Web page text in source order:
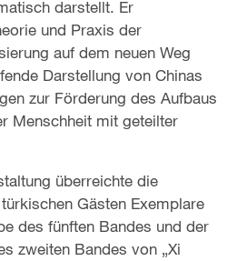
darstellt. Er
und Praxis der
auf dem neuen Weg
Darstellung von Chinas
zur Förderung des Aufbaus
Menschheit mit geteilter
überreichte die
Gästen Exemplare
des fünften Bandes und der
zweiten Bandes von „Xi